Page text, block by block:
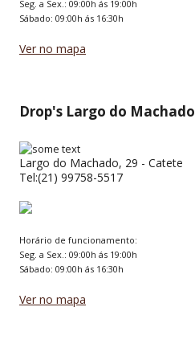
Seg. a Sex.: 09:00h ás 19:00h
Sábado: 09:00h ás 16:30h
Ver no mapa
Drop's Largo do Machado
Largo do Machado, 29 - Catete
Tel:(21) 99758-5517
Horário de funcionamento:
Seg. a Sex.: 09:00h ás 19:00h
Sábado: 09:00h ás 16:30h
Ver no mapa